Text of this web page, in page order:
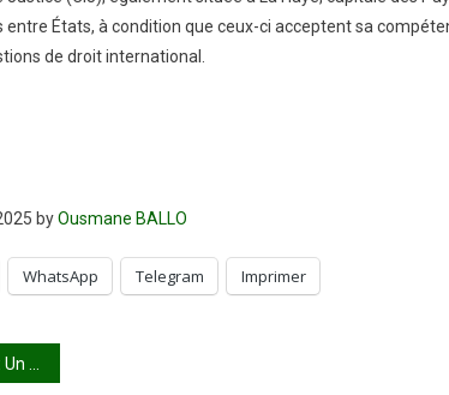
entre États, à condition que ceux-ci acceptent sa
de droit international.
byOusmane BALLO
WhatsApp Telegram Imprimer